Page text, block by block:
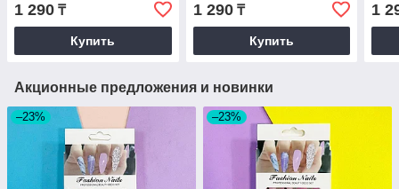
1 290 ₸
Купить
1 290₸
Купить
1
Акционные предложения и новинки
–23% –23%